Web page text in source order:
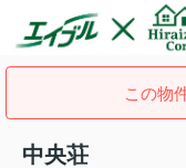
この物
中央荘